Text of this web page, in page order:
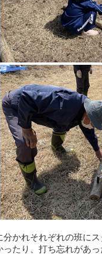
かれそれぞれの班に
たり、打ち忘れがあ